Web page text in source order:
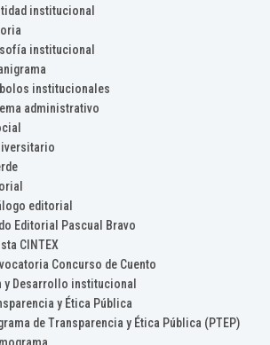
institucional
institucional
institucionales
administrativo
editorial
Editorial Pascual Bravo
CINTEX
Concurso de Cuento
y Desarrollo institucional
y Ética Pública
de Transparencia y Ética Pública (PTEP)